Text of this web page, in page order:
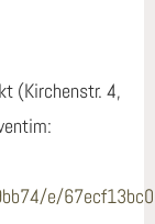
(Kirchenstr. 4,
e/